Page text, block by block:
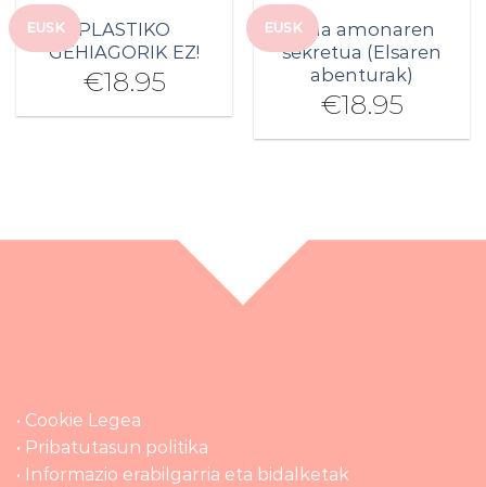
EUSK
PLASTIKO
GEHIAGORIK EZ!
€18.95
EUSKIlma amonaren
sekretua (Elsaren
abenturak)
€18.95
• Cookie Legea
• Pribatutasun politika
• Informazio erabilgarria eta bidalketak